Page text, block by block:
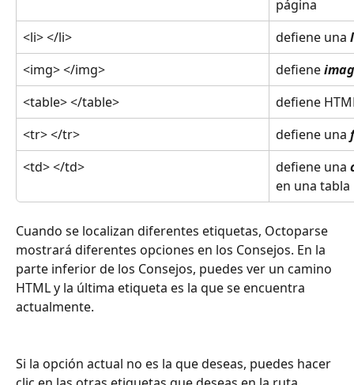
página
<li> </li>
defiene una
<img> </img>
defiene
<table> </table>
defiene
<tr> </tr>
defiene una
<td> </td>
defiene una
en una tabla
Cuando se localizan diferentes etiquetas, Octoparse
mostrará diferentes opciones en los Consejos. En la
parte inferior de los Consejos, puedes ver un camino
HTML y la última etiqueta es la que se encuentra
actualmente.
Si la opción actual no es la que deseas, puedes hacer